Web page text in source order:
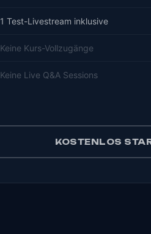
1 Test-Livestream inklusive
Keine Kurs-Vollzugänge
Keine Live Q&A Sessions
KOSTENLOS